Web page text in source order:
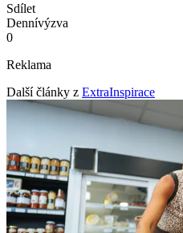
Sdílet
Dennívýzva
0
Reklama
Další články z ExtraInspirace